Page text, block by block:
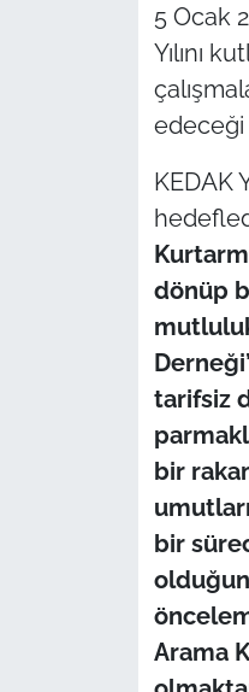
5 Ocak
Yılını
edeceği
KEDAK
dönüp
tarifsiz
bir
bir
Arama
KIRKLARELİ
ÇANAKKALE
Flaş Haber
İş Dünyası